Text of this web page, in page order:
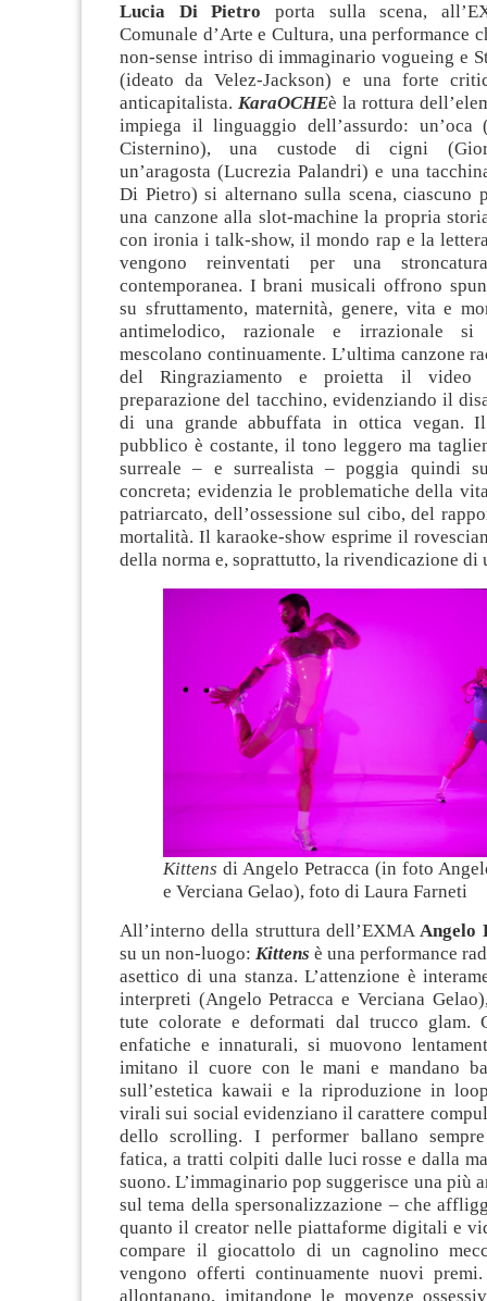
Lucia Di Pietro porta sulla scena,
Comunale d’Arte e Cultura, una performance
non-sense intriso di immaginario vogueing e
(ideato da Velez-Jackson) e una forte
anticapitalista. KaraOCHEè la rottura
impiega il linguaggio dell’assurdo: un’oca
Cisternino), una custode di cigni
un’aragosta (Lucrezia Palandri) e una
Di Pietro) si alternano sulla scena, ciascuno
una canzone alla slot-machine la propria
con ironia i talk-show, il mondo rap e la
vengono reinventati per una
contemporanea. I brani musicali offrono
su sfruttamento, maternità, genere, vita e
antimelodico, razionale e irrazionale si
mescolano continuamente. L’ultima canzone
del Ringraziamento e proietta il
preparazione del tacchino, evidenziando il
di una grande abbuffata in ottica vegan.
pubblico è costante, il tono leggero ma
surreale – e surrealista – poggia quindi
concreta; evidenzia le problematiche della
patriarcato, dell’ossessione sul cibo, del
mortalità. Il karaoke-show esprime il
della norma e, soprattutto, la rivendicazione di
Kittens di Angelo Petracca (in foto
e Verciana Gelao), foto di Laura Farneti
All’interno della struttura dell’EXMAAngelo
su un non-luogo: Kittens è una performance
asettico di una stanza. L’attenzione è
interpreti (Angelo Petracca e Verciana
tute colorate e deformati dal trucco glam.
enfatiche e innaturali, si muovono
imitano il cuore con le mani e mandano
sull’estetica kawaii e la riproduzione in
virali sui social evidenziano il carattere
dello scrolling. I performer ballano
fatica, a tratti colpiti dalle luci rosse e dalla
suono. L’immaginario pop suggerisce una più
sul tema della spersonalizzazione – che
quanto il creator nelle piattaforme digitali e
compare il giocattolo di un cagnolino
vengono offerti continuamente nuovi
allontanano, imitandone le movenze